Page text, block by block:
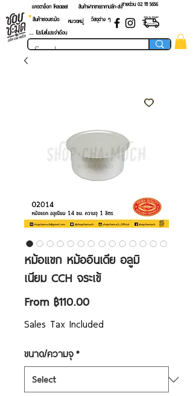
แคตตาล็อก โหลดเลย! สายด่วน 02 ​111 5656
สินค้าฝากขายราคาปลีก-ส่ง
สินค้าชอบชะมัด
หมวดหมู่
วัสดุต่าง ๆ
.... โปรโมชั่นประจำเดือน
หม้อแขก หม้ออินเดีย อลูมิ
เนียม CCH จระเข้
From ฿110.00Sale
Price
Sales Tax Included
ขนาด/ความจุ*